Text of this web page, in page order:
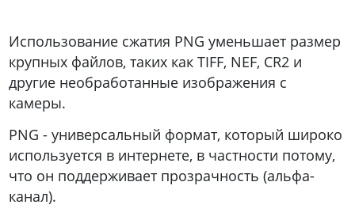
Использование сжатия PNG уменьшает размер
крупных файлов, таких как TIFF, NEF, CR2 и
другие необработанные изображения с
камеры.
PNG - универсальный формат, который широко
используется в интернете, в частности потому,
что он поддерживает прозрачность (альфа-
канал).